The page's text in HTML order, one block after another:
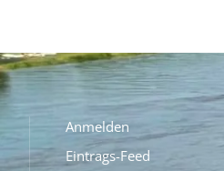
Anmelden
Eintrags-Feed